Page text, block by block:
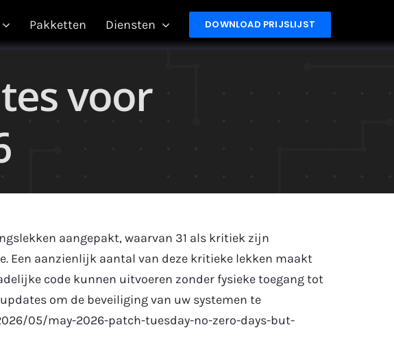
Pakketten Diensten DOWNLOAD PRIJSLIJST
voor
aangepakt, waarvan 31 als kritiek zijn
Een aanzienlijk aantal van deze kritieke lekken maakt
code kunnen uitvoeren zonder fysieke toegang tot
om de beveiliging van uw systemen te
05/may-2026-patch-tuesday-no-zero-days-but-